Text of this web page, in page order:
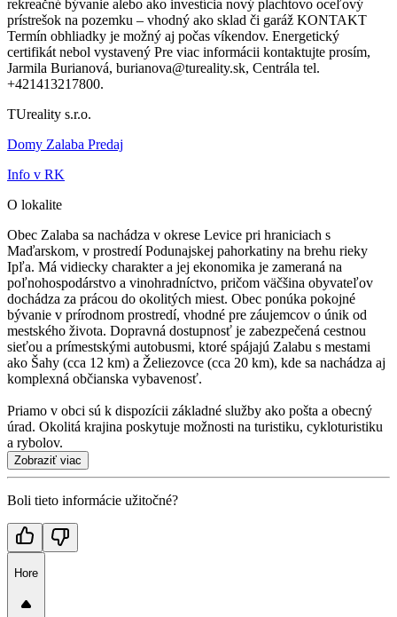
rekreačné bývanie alebo ako investícia nový plachtovo oceľový
prístrešok na pozemku – vhodný ako sklad či garáž KONTAKT
Termín obhliadky je možný aj počas víkendov. Energetický
certifikát nebol vystavený Pre viac informácii kontaktujte prosím,
Jarmila Burianová, burianova@tureality.sk, Centrála tel.
+421413217800.
TUreality s.r.o.
Domy Zalaba Predaj
Info v RK
O lokalite
Obec Zalaba sa nachádza v okrese Levice pri hraniciach s
Maďarskom, v prostredí Podunajskej pahorkatiny na brehu rieky
Ipľa. Má vidiecky charakter a jej ekonomika je zameraná na
poľnohospodárstvo a vinohradníctvo, pričom väčšina obyvateľov
dochádza za prácou do okolitých miest. Obec ponúka pokojné
bývanie v prírodnom prostredí, vhodné pre záujemcov o únik od
mestského života. Dopravná dostupnosť je zabezpečená cestnou
sieťou a prímestskými autobusmi, ktoré spájajú Zalabu s mestami
ako Šahy (cca 12 km) a Želiezovce (cca 20 km), kde sa nachádza aj
komplexná občianska vybavenosť.
Priamo v obci sú k dispozícii základné služby ako pošta a obecný
úrad. Okolitá krajina poskytuje možnosti na turistiku, cykloturistiku
a rybolov.
Zobraziť viac
Boli tieto informácie užitočné?
Hore